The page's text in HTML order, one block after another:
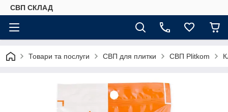
СВП СКЛАД
Товари та послуги СВП для плитки СВП Plitkom